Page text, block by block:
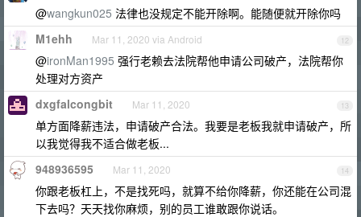
@wangkun025 法律也没规定不能开除啊。能随便就开除你吗
12
M1ehh Mar 11, 2020 via Android
@ironMan1995 强行老赖去法院帮他申请公司破产，法院帮你
处理对方资产
13
dxgfalcongbit Mar 11, 2020
单方面降薪违法，申请破产合法。我要是老板我就申请破产，所
以我觉得我不适合做老板...
14
948936595 Mar 11, 2020
你跟老板杠上，不是找死吗，就算不给你降薪，你还能在公司混
下去吗？天天找你麻烦，别的员工谁敢跟你说话。